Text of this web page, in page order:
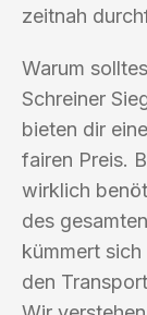
zeitnah
Warum
Schreiner
bieten dir
fairen Preis.
wirklich
des
kümmert
den